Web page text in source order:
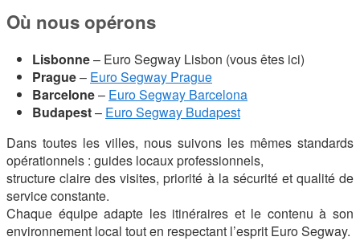
Où nous opérons
Lisbonne– Euro Segway Lisbon (vous êtes ici)
Prague– Euro Segway Prague
Barcelone– Euro Segway Barcelona
Budapest– Euro Segway Budapest
Dans toutes les villes, nous suivons les mêmes standards
opérationnels : guides locaux professionnels,
structure claire des visites, priorité à la sécurité et qualité de
service constante.
Chaque équipe adapte les itinéraires et le contenu à son
environnement local tout en respectant l’esprit Euro Segway.